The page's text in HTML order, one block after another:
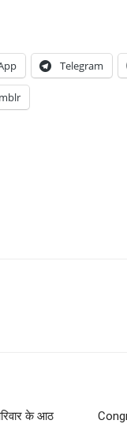
Telegram
के आठ